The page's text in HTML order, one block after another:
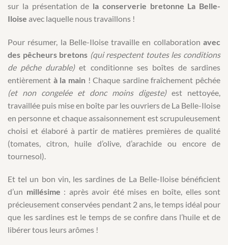
sur la présentation de la conserverie bretonne La Belle-
Iloise avec laquelle nous travaillons !
Pour résumer, la Belle-Iloise travaille en collaboration avec
des pêcheurs bretons (qui respectent toutes les conditions
de pêche durable)et conditionne ses boîtes de sardines
entièrement à la main! Chaque sardine fraîchement pêchée
(et non congelée et donc moins digeste)est nettoyée,
travaillée puis mise en boîte par les ouvriers de La Belle-Iloise
en personne et chaque assaisonnement est scrupuleusement
choisi et élaboré à partir de matières premières de qualité
(tomates, citron, huile d’olive, d’arachide ou encore de
tournesol).
Et tel un bon vin, les sardines de La Belle-Iloise bénéficient
d’un millésime : après avoir été mises en boîte, elles sont
précieusement conservées pendant 2 ans, le temps idéal pour
que les sardines est le temps de se confire dans l’huile et de
libérer tous leurs arômes !